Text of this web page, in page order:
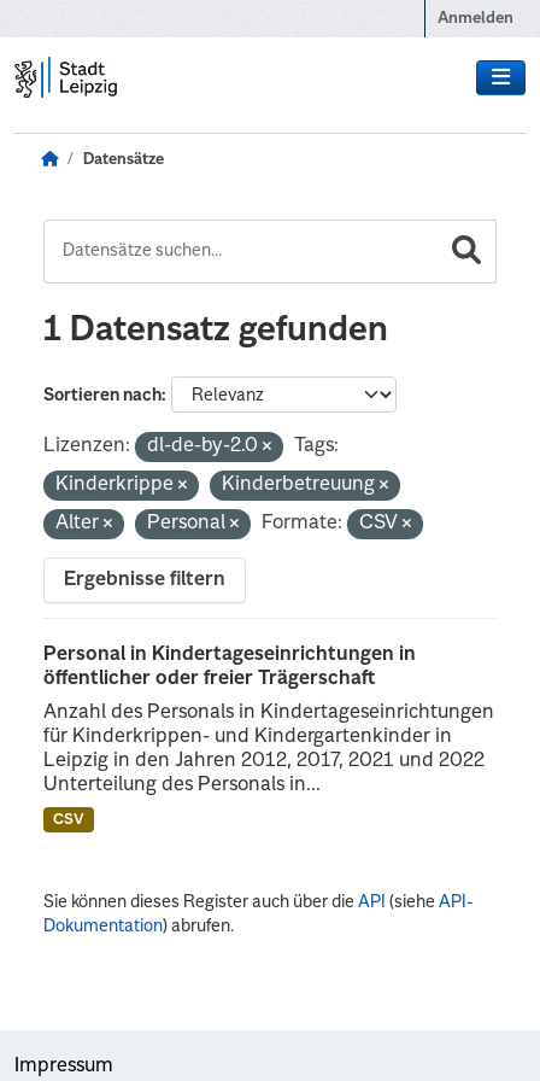
Anmelden
Datensätze
1 Datensatz gefunden
Sortieren nach
Lizenzen: dl-de-by-2.0
Tags:
Kinderkrippe
Kinderbetreuung
Alter
Personal Formate: CSV
Ergebnisse filtern
Personal in Kindertageseinrichtungen in
öffentlicher oder freier Trägerschaft
Anzahl des Personals in Kindertageseinrichtungen
für Kinderkrippen- und Kindergartenkinder in
Leipzig in den Jahren 2012, 2017, 2021 und 2022
Unterteilung des Personals in...
CSV
Sie können dieses Register auch über dieAPI (sieheAPI-
Dokumentation) abrufen.
Impressum